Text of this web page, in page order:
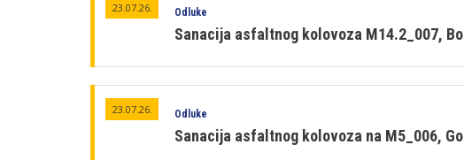
23.07.26. Odluke
Sanacija asfaltnog kolovoza M14.2_007,
23.07.26. Odluke
Sanacija asfaltnog kolovoza na M5_006,